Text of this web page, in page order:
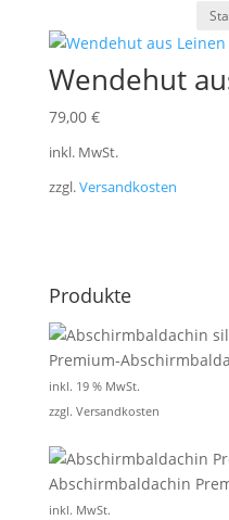
Wendehut
79,00 €
inkl. MwSt.
zzgl.Versandkosten
Produkte
Premium-
inkl. 19 % MwSt.
zzgl. Versandkosten
Abschirmbaldachin
inkl. MwSt.